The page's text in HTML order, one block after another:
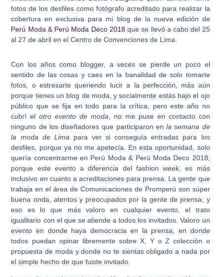
fotos de los desfiles como fotógrafo acreditado para realizar la
cobertura en exclusiva para mi blog de la nueva edición de
Perú Moda & Perú Moda Deco 2018 que se llevó a cabo del 25
al 27 de abril en el Centro de Convenciones de Lima.
Con los años como blogger, a veces se pierde un poco el
sentido de las cosas y caes en la banalidad de solo tomarte
fotos, o estresarte queriendo lucir a la perfección, más aún
porque tienes un blog de moda, y socialmente estás bajo el ojo
público que se fija en todo para la crítica, pero este año no
cubríel otro evento de moda , no me puse en contacto con
ninguno de los diseñadores que participaron enla semana de
la moda de Lima para ver si conseguía entradas para los
desfiles, porque ya no me apetecía. En esta oportunidad, solo
quería concentrarme en Perú Moda & Perú Moda Deco 2018;
porque este evento a diferencia del fashion week, es más
inclusivo en cuanto a acreditaciones para prensa. La gente que
trabaja en el área de Comunicaciones de Promperú son súper
buena onda, atentos y preocupados por la gente de prensa; y
eso es lo que más valoro en cualquier evento, el trato
igualitario con el que se atiende a todos los invitados. Valoro un
evento en donde haya democracia en la prensa, en donde
todos puedan opinar libremente sobre X, Y o Z colección o
propuesta de moda y donde no te sientas obligado a nada por
el simple hecho de que fuiste invitado.